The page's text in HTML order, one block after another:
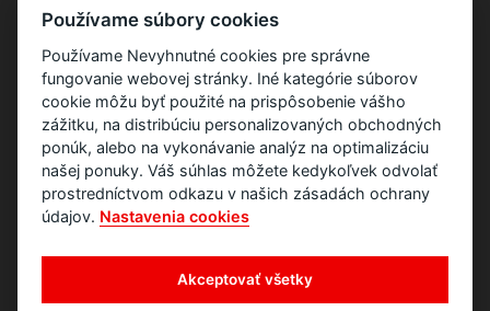
Používame súbory cookies
Používame Nevyhnutné cookies pre správne
fungovanie webovej stránky. Iné kategórie súborov
cookie môžu byť použité na prispôsobenie vášho
zážitku, na distribúciu personalizovaných obchodných
ponúk, alebo na vykonávanie analýz na optimalizáciu
našej ponuky. Váš súhlas môžete kedykoľvek odvolať
prostredníctvom odkazu v našich zásadách ochrany
údajov. Nastavenia cookies
Akceptovať všetky